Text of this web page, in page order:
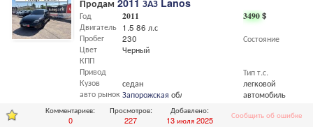
Продам 2011 ЗАЗ Lanos
3490$
Состояние
Тип т.с.
легковой
автомобиль
Год
Двигатель
Пробег
Цвет
КПП
Привод
Кузов
авто рынок
2011
1.5 86 л.с
230
Черный
седан
Запорожская обл.,
Комментариев:
0
Просмотров:
227
Добавлено:
13 июля 2025
Сообщить об ошибке